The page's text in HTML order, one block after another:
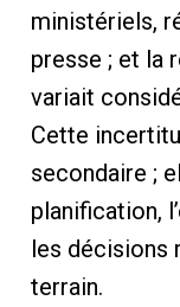
ministériels,
presse ; et la
variait
Cette
secondaire ;
planification,
les décisions
terrain.